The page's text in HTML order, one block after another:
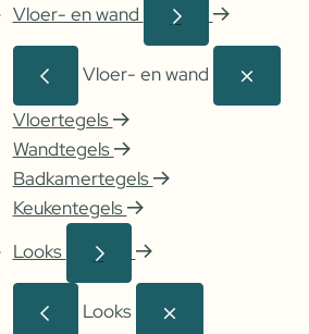
Vloer- en wand
Vloer- en wand
Vloertegels
Wandtegels
Badkamertegels
Keukentegels
Looks
Looks